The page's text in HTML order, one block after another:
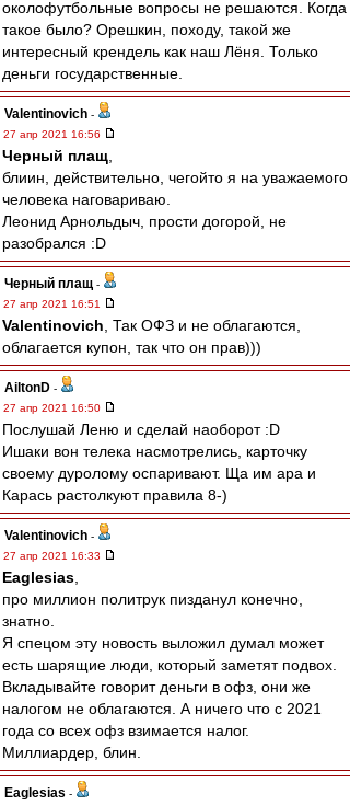
околофутбольные вопросы не решаются. Когда
такое было? Орешкин, походу, такой же
интересный крендель как наш Лёня. Только
деньги государственные.
Valentinovich -
27 апр 2021 16:56
Черный плащ
блиин, действительно, чегойто я на уважаемого
человека наговариваю.
Леонид Арнольдыч, прости догорой, не
разобрался :D
Черный плащ -
27 апр 2021 16:51
Valentinovich , Так ОФЗ и не облагаются,
облагается купон, так что он прав)))
AiltonD -
27 апр 2021 16:50
Послушай Леню и сделай наоборот :D
Ишаки вон телека насмотрелись, карточку
своему дуролому оспаривают. Ща им ара и
Карась растолкуют правила 8-)
Valentinovich -
27 апр 2021 16:33
Eaglesias
про миллион политрук пизданул конечно,
знатно.
Я спецом эту новость выложил думал может
есть шарящие люди, который заметят подвох.
Вкладывайте говорит деньги в офз, они же
налогом не облагаются. А ничего что с 2021
года со всех офз взимается налог.
Миллиардер, блин.
Eaglesias -